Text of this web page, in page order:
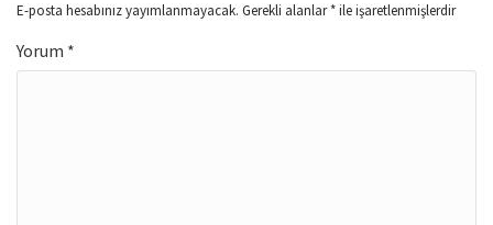
E-posta hesabınız yayımlanmayacak. Gerekli alanlar*ile işaretlenmişlerdir
Yorum *